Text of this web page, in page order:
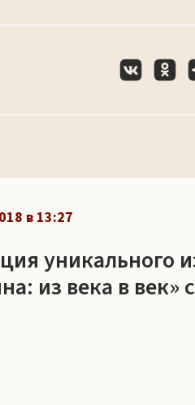
в 13:27
уникального
из века в век»